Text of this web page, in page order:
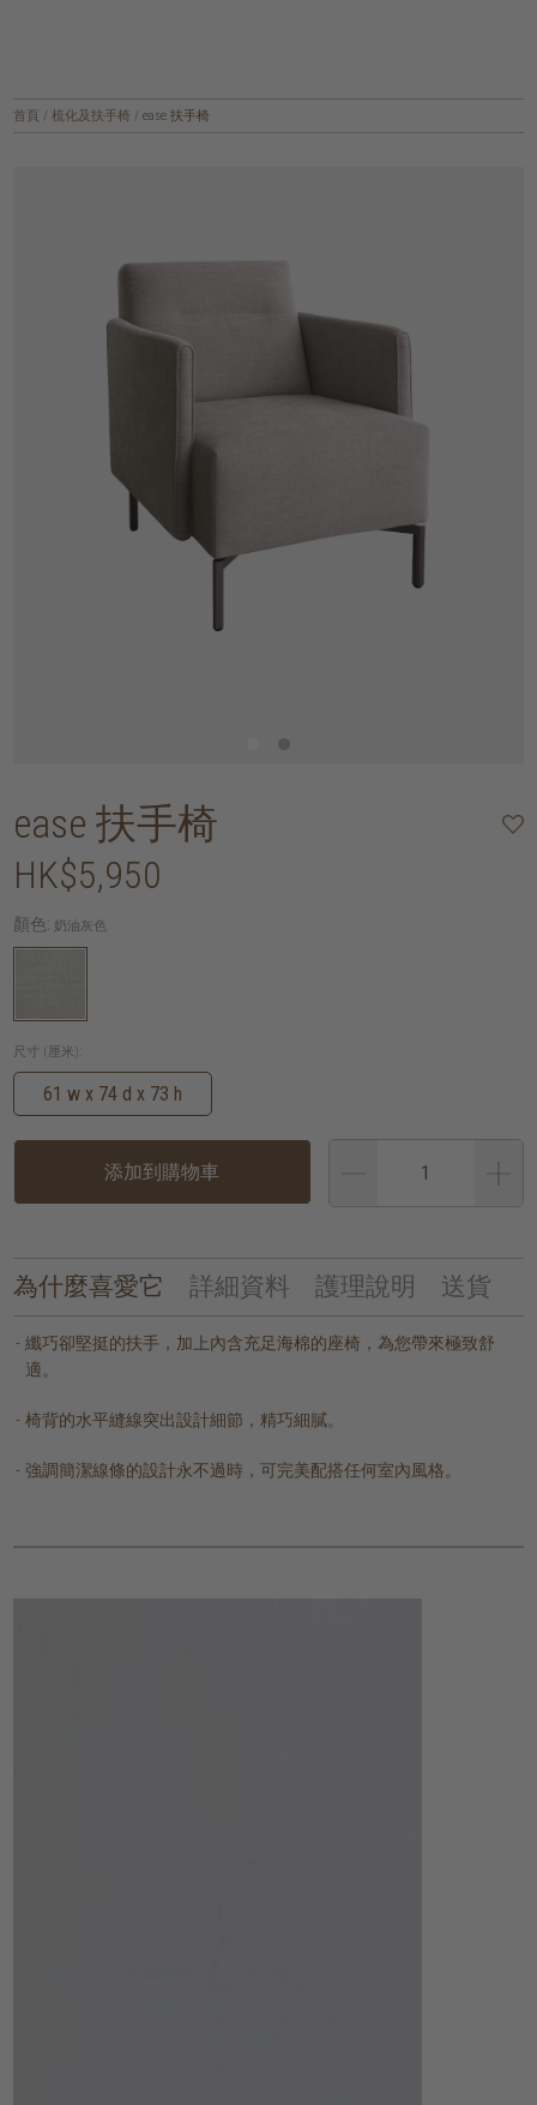
首頁 / 梳化及扶手椅 / ease 扶手椅
ease 扶手椅
HK$5,950
顏色: 奶油灰色
尺寸 (厘米):
61 w x 74 d x 73 h
添加到購物車
為什麼喜愛它 詳細資料 護理說明 送貨
纖巧卻堅挺的扶手，加上內含充足海棉的座椅，為您帶來極致舒
適。
椅背的水平縫線突出設計細節，精巧細膩。
強調簡潔線條的設計永不過時，可完美配搭任何室內風格。